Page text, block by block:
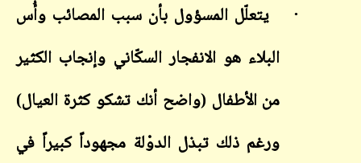
·
يتعلّل المسؤول بأن سبب المصائب وأُس
البلاء هو الانفجار السكّاني وإنجاب الكثير
من الأطفال (واضح أنك تشكو كثرة العيال)
ورغم ذلك تبذل الدوْلة مجهوداً كبيراً في